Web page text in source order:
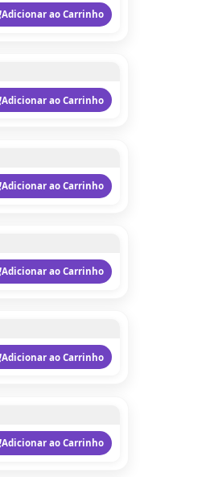
Adicionar ao Carrinho
Adicionar ao Carrinho
Adicionar ao Carrinho
Adicionar ao Carrinho
Adicionar ao Carrinho
Adicionar ao Carrinho